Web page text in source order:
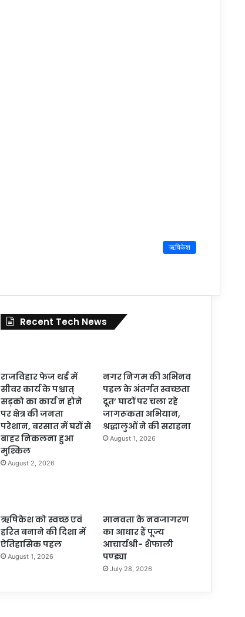
ऋषिकेश
Recent Tech News
राजविहार फेज थर्ड में
सीवर कार्य के पश्चात्
सड़को का कार्य न होने
पर क्षेत्र की जनता
परेशान, बरसात में घरों से
बाहर निकलना हुआ
मुश्किल
August 2, 2026
नगर निगम की अभिनव
पहल के अंतर्गत स्वच्छता
दूत’ घाटों पर चला रहे
जागरूकता अभियान,
श्रद्धालुओं ने की सराहना
August 1, 2026
ऋषिकेश को स्वच्छ एवं
हरित बनाने की दिशा में
ऐतिहासिक पहल
August 1, 2026
मानवता के नवजागरण
का आधार हैं पूज्य
आचार्यश्री- शैफाली
पण्ड्या
July 28, 2026